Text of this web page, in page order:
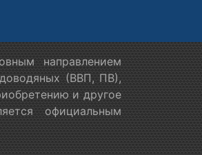
направлением
(ВВП, ПВ),
и другое
официальным